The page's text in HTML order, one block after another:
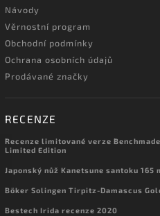
Návody
Věrnostní program
Obchodní podmínky
Ochrana osobních údajů
Prodávané značky
RECENZE
Recenze limitované verze
Limited Edition
Japonský nůž Kanetsune santoku
Böker Solingen Tirpitz-Damascus
Bestech Irida recenze 2020